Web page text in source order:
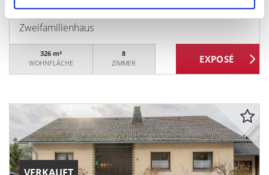
1995 - Heizung 2021 erneuert - ruhige Lage
Zweifamilienhaus
326 m²
WOHNFLÄCHE
8
ZIMMER